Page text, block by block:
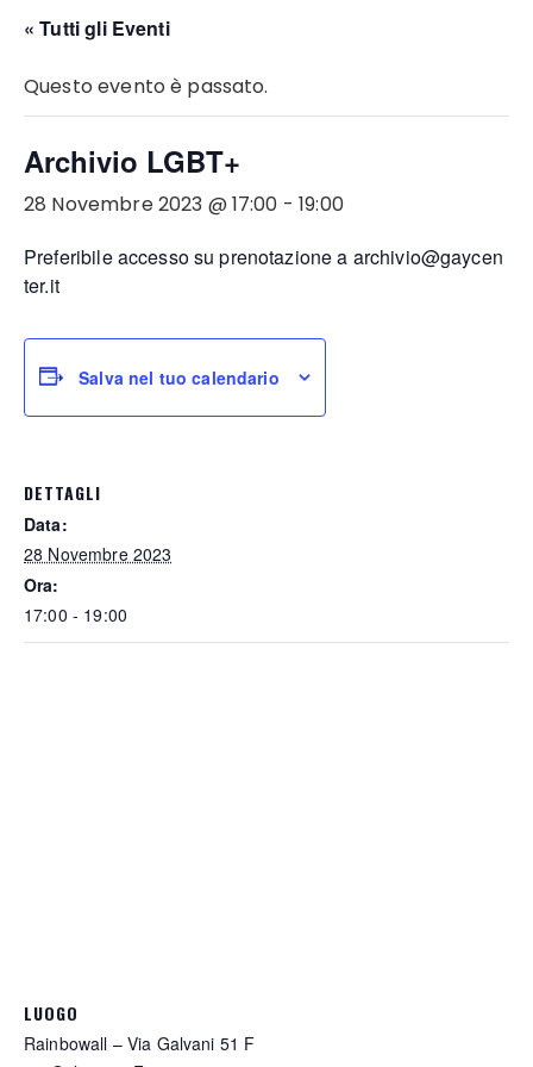
« Tutti gli Eventi
Questo evento è passato.
Archivio LGBT+
28 Novembre 2023 @ 17:00 -19:00
Preferibile accesso su prenotazione a archivio@gaycen
ter.it
Salva nel tuo calendario
DETTAGLI
Data:
28 Novembre 2023
Ora:
17:00 - 19:00
LUOGO
Rainbowall – Via Galvani 51 F